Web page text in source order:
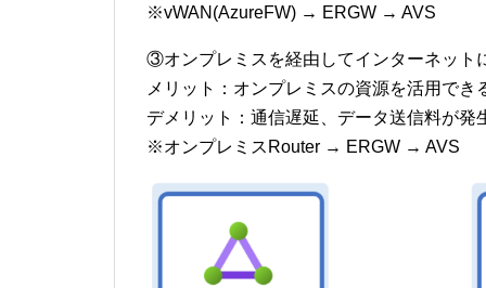
※vWAN(AzureFW) → ERGW → AVS
③オンプレミスを経由してインターネット
メリット：オンプレミスの資源を活用でき
デメリット：通信遅延、データ送信料が発
※オンプレミスRouter → ERGW → AVS